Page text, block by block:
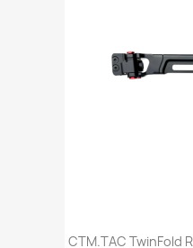
CTM.TAC TwinFold